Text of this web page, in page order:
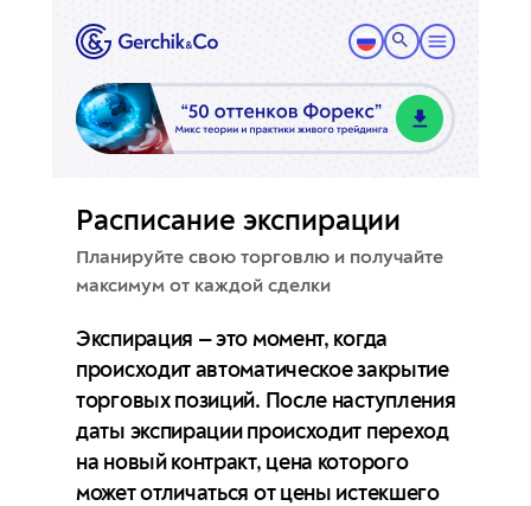
Расписание экспирации
Планируйте свою торговлю и получайте
максимум от каждой сделки
Экспирация — это момент, когда
происходит автоматическое закрытие
торговых позиций. После наступления
даты экспирации происходит переход
на новый контракт, цена которого
может отличаться от цены истекшего